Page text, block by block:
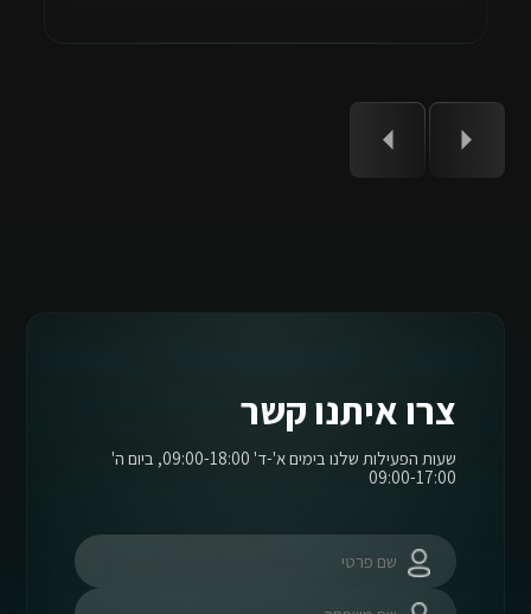
צרו איתנו קשר
שעות הפעילות שלנו בימים א'-ד' 09:00-18:00, ביום ה'
09:00-17:00